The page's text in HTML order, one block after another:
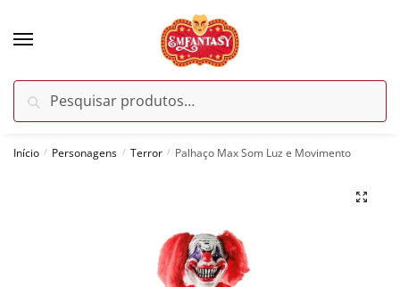
por:
Pesquisar
Início / Personagens / Terror / Palhaço Max Som Luz e Movimento